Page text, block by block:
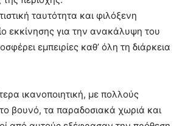
ταυτότητα και φιλόξενη
εκκίνησης για την ανακάλυψη του
εμπειρίες καθ’ όλη τη διάρκεια
ικανοποιητική, με πολλούς
βουνό, τα παραδοσιακά χωριά και